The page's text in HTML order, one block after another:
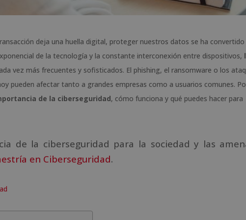
deja una huella digital, proteger nuestros datos se ha convertido
de la tecnología y la constante interconexión entre dispositivos,
vez más frecuentes y sofisticados. El phishing, el ransomware o los
pueden afectar tanto a grandes empresas como a usuarios comunes.
de la ciberseguridad, cómo funciona y qué puedes hacer para
de la ciberseguridad para la sociedad y las
en Ciberseguridad.